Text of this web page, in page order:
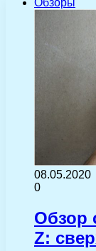
08.05.2020
0
Обзор
Z: